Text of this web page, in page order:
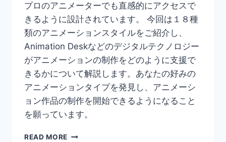
プロのアニメーターでも直感的にアクセスで
きるように設計されています。 今回は１８種
類のアニメーションスタイルをご紹介し、
Animation Deskなどのデジタルテクノロジー
がアニメーションの制作をどのように支援で
きるかについて解説します。あなたの好みの
アニメーションタイプを発見し、アニメーシ
ョン作品の制作を開始できるようになること
を願っています。
READ MORE ス